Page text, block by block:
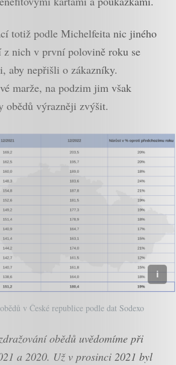
totiž podle Michelfeita nic jiného
nich v první polovině roku se
aby nepřišli o zákazníky.
marže, na podzim jim však
obědů výrazněji zvýšit.
v České republice podle dat Sodexo
obědů uvědomíme při
a 2020. Už v prosinci 2021 byl